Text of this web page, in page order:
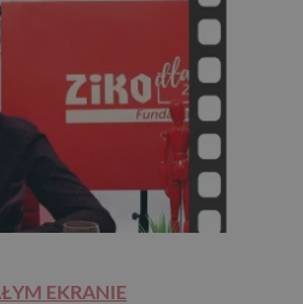
EKRANIE